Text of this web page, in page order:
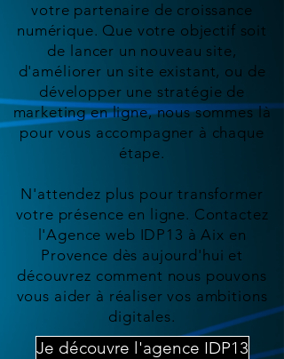
votre partenaire de croissance
numérique. Que votre objectif soit
de lancer un nouveau site,
d'améliorer un site existant, ou de
développer une stratégie de
marketing en ligne, nous sommes là
pour vous accompagner à chaque
étape.
N'attendez plus pour transformer
votre présence en ligne. Contactez
l'Agence web IDP13 à Aix en
Provence dès aujourd'hui et
découvrez comment nous pouvons
vous aider à réaliser vos ambitions
digitales.
Je découvre l'agence IDP13